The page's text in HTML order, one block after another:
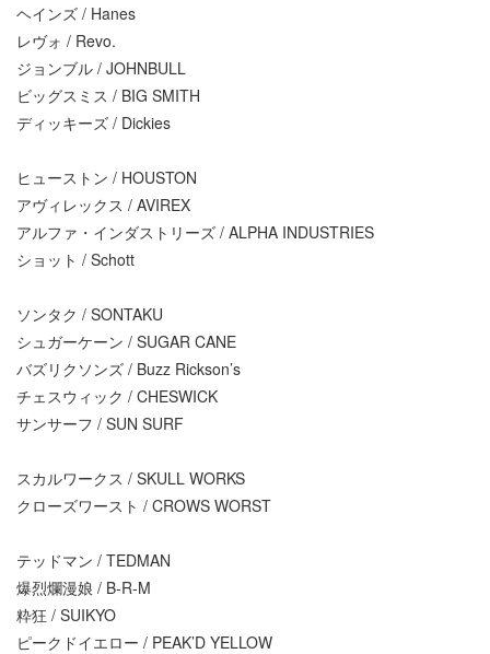
ヘインズ / Hanes
レヴォ / Revo.
ジョンブル / JOHNBULL
ビッグスミス / BIG SMITH
ディッキーズ / Dickies
ヒューストン / HOUSTON
アヴィレックス / AVIREX
アルファ・インダストリーズ / ALPHA INDUSTRIES
ショット / Schott
ソンタク / SONTAKU
シュガーケーン / SUGAR CANE
バズリクソンズ / Buzz Rickson’s
チェスウィック / CHESWICK
サンサーフ / SUN SURF
スカルワークス / SKULL WORKS
クローズワースト / CROWS WORST
テッドマン / TEDMAN
爆烈爛漫娘 / B-R-M
粋狂 / SUIKYO
ピークドイエロー / PEAK’D YELLOW